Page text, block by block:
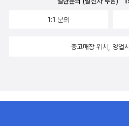
있음'을 의미했고, 참신한 아이디어를
는 사라졌다. 그렇다고 사무실 노동으로
미술, 젠더로 읽다] '여성문제에 진보적
마알까 법' 정도 나올 수 있을 것 같다.더
지만 누구는 무거운 짐을 남에게 맡긴
정치적 문화적 적실성은 감소하고 있다.
1:1 문의
중고매장 위치, 영업